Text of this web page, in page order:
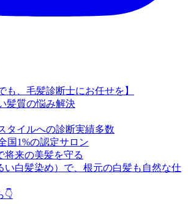
も、毛髪診断士にお任せを】
髪質の悩み解決
タイルへの診断実績多数
国1%の認定サロン
将来の美髪を守る
い白髪染め）で、根元の白髪も自然な仕
👇